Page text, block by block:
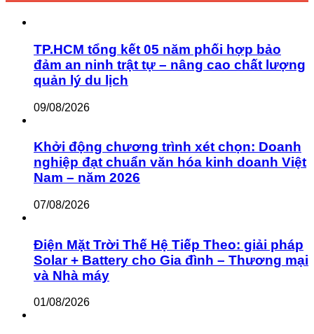
TP.HCM tổng kết 05 năm phối hợp bảo
đảm an ninh trật tự – nâng cao chất lượng
quản lý du lịch
09/08/2026
Khởi động chương trình xét chọn: Doanh
nghiệp đạt chuẩn văn hóa kinh doanh Việt
Nam – năm 2026
07/08/2026
Điện Mặt Trời Thế Hệ Tiếp Theo: giải pháp
Solar + Battery cho Gia đình – Thương mại
và Nhà máy
01/08/2026